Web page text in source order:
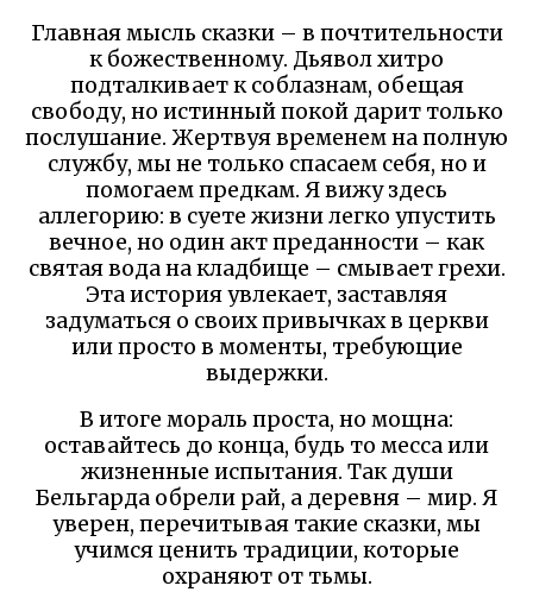
Главная мысль сказки – в почтительности
к божественному. Дьявол хитро
подталкивает к соблазнам, обещая
свободу, но истинный покой дарит только
послушание. Жертвуя временем на полную
службу, мы не только спасаем себя, но и
помогаем предкам. Я вижу здесь
аллегорию: в суете жизни легко упустить
вечное, но один акт преданности – как
святая вода на кладбище – смывает грехи.
Эта история увлекает, заставляя
задуматься о своих привычках в церкви
или просто в моменты, требующие
выдержки.
В итоге мораль проста, но мощна:
оставайтесь до конца, будь то месса или
жизненные испытания. Так души
Бельгарда обрели рай, а деревня – мир. Я
уверен, перечитывая такие сказки, мы
учимся ценить традиции, которые
охраняют от тьмы.